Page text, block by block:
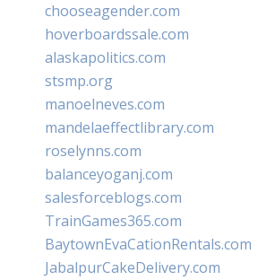
chooseagender.com
hoverboardssale.com
alaskapolitics.com
stsmp.org
manoelneves.com
mandelaeffectlibrary.com
roselynns.com
balanceyoganj.com
salesforceblogs.com
TrainGames365.com
BaytownEvaCationRentals.com
JabalpurCakeDelivery.com